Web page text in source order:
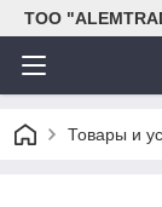
ТОО
Товары и